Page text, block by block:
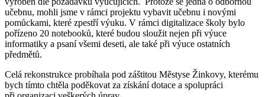
učebnu, mohli jsme v rámci projektu vybavit učebnu i novými
pomůckami, které zpestří výuku. V rámci digitalizace školy bylo
pořízeno 20 notebooků, které budou sloužit nejen při výuce
informatiky a psaní všemi deseti, ale také při výuce ostatních
předmětů.
Celá rekonstrukce probíhala pod záštitou Městyse Žinkovy, kterému
bych tímto chtěla poděkovat za získání dotace a spolupráci